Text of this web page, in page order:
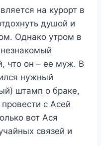
на курорт в
душой и
Однако утром в
что он – ее муж. В
нужный
штамп о браке,
с Асей
вот Ася
связей и